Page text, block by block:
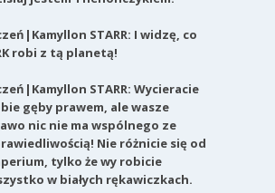
STARR: I widzę, co
robi z tą planetą!
STARR: Wycieracie
gęby prawem, ale wasze
nic nie ma wspólnego ze
Nie różnicie się od
tylko że wy robicie
w białych rękawiczkach.